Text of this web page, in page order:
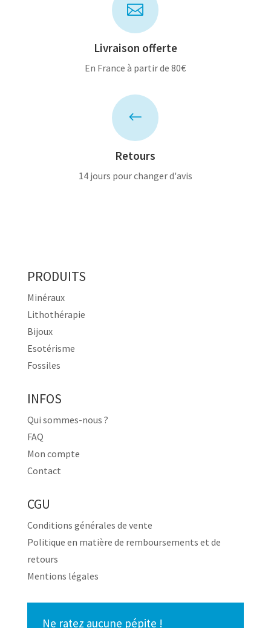

Livraison offerte
En France à partir de 80€
#
Retours
14 jours pour changer d'avis
PRODUITS
Minéraux
Lithothérapie
Bijoux
Esotérisme
Fossiles
INFOS
Qui sommes-nous ?
FAQ
Mon compte
Contact
CGU
Conditions générales de vente
Politique en matière de remboursements et de
retours
Mentions légales
Ne ratez aucune pépite !